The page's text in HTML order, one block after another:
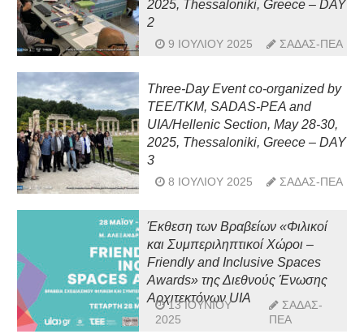
2025, Thessaloniki, Greece – DAY
2
9 ΙΟΥΛΊΟΥ 2025 ΣΑΔΑΣ-ΠΕΑ
Three-Day Event co-organized by
TEE/TKM, SADAS-PEA and
UIA/Hellenic Section, May 28-30,
2025, Thessaloniki, Greece – DAY
3
8 ΙΟΥΛΊΟΥ 2025 ΣΑΔΑΣ-ΠΕΑ
Έκθεση των Βραβείων «Φιλικοί
και Συμπεριληπτικοί Χώροι –
Friendly and Inclusive Spaces
Awards» της Διεθνούς Ένωσης
Αρχιτεκτόνων UIA
13 ΙΟΥΝΊΟΥ
2025
ΣΑΔΑΣ-
ΠΕΑ